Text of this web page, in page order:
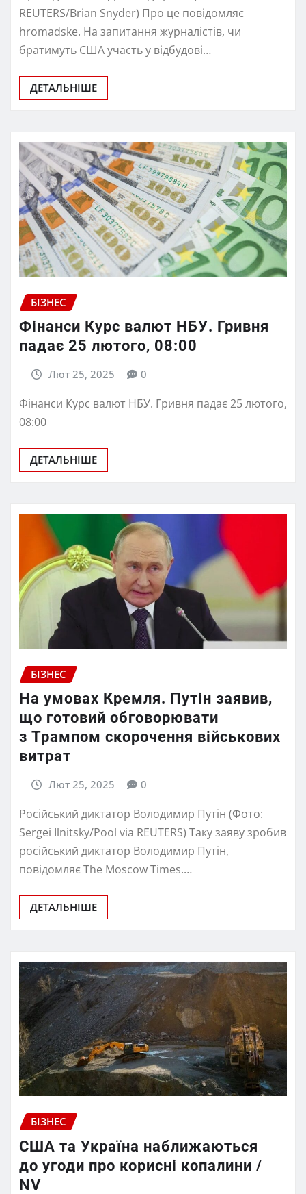
REUTERS/Brian Snyder) Про це повідомляє
hromadske. На запитання журналістів, чи
братимуть США участь у відбудові…
ДЕТАЛЬНІШЕ
БІЗНЕС
Фінанси Курс валют НБУ. Гривня
падає 25 лютого, 08:00
Лют 25, 2025 0
Фінанси Курс валют НБУ. Гривня падає 25 лютого,
08:00
ДЕТАЛЬНІШЕ
БІЗНЕС
На умовах Кремля. Путін заявив,
що готовий обговорювати
з Трампом скорочення військових
витрат
Лют 25, 2025 0
Російський диктатор Володимир Путін (Фото:
Sergei Ilnitsky/Pool via REUTERS) Таку заяву зробив
російський диктатор Володимир Путін,
повідомляє The Moscow Times.…
ДЕТАЛЬНІШЕ
БІЗНЕС
США та Україна наближаються
до угоди про корисні копалини /
NV